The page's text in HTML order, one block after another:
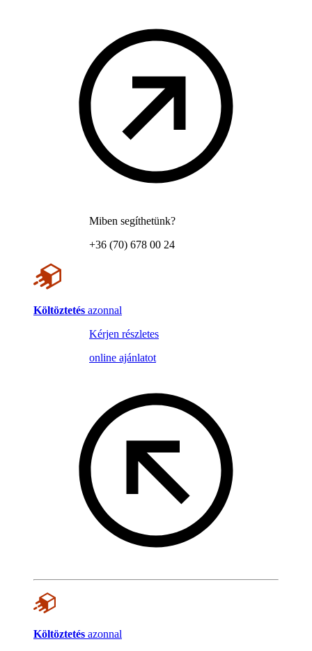
Miben segíthetünk?
+36 (70) 678 00 24
Költöztetés azonnal
Kérjen részletes
online ajánlatot
Költöztetés azonnal